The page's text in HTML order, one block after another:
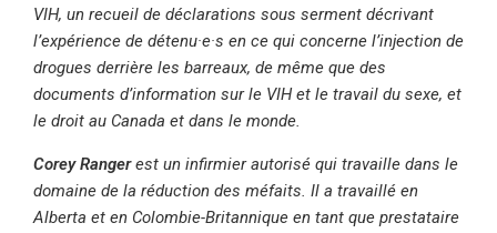
VIH, un recueil de déclarations sous serment décrivant
l’expérience de détenu·e·s en ce qui concerne l’injection de
drogues derrière les barreaux, de même que des
documents d’information sur le VIH et le travail du sexe, et
le droit au Canada et dans le monde.
Corey Rangerest un infirmier autorisé qui travaille dans le
domaine de la réduction des méfaits. Il a travaillé en
Alberta et en Colombie-Britannique en tant que prestataire